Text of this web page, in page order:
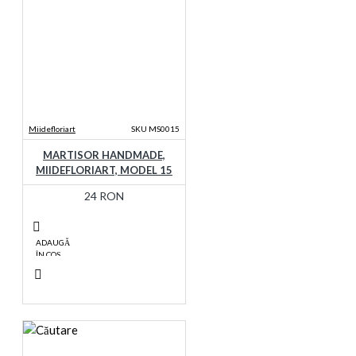
Miidefloriart SKU MS0015
MARTISOR HANDMADE,
MIIDEFLORIART, MODEL 15
24 RON
ADAUGĂ
ÎN COŞ